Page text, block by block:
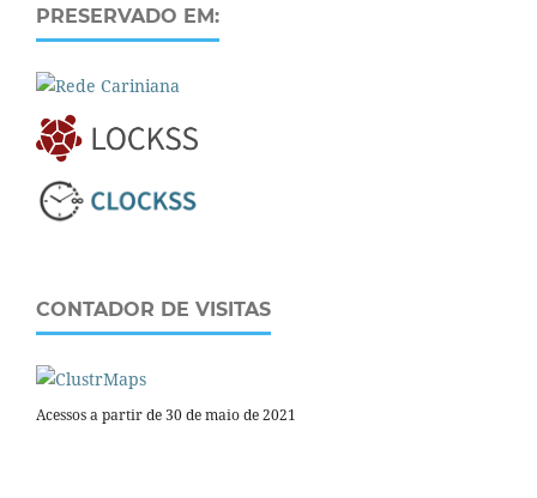
PRESERVADO EM:
CONTADOR DE VISITAS
Acessos a partir de 30 de maio de 2021